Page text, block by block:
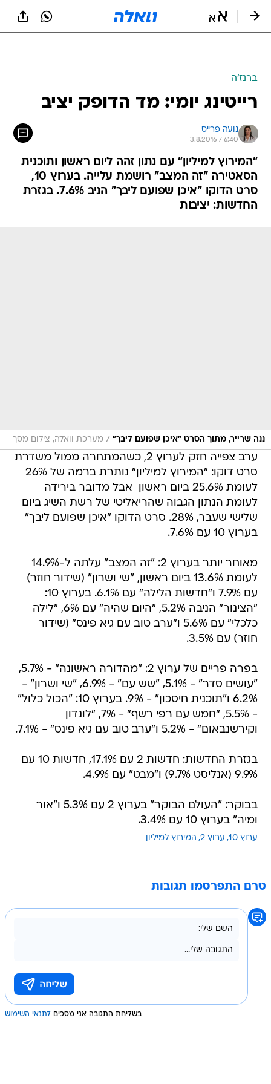
ברנז'ה
רייטינג יומי: מד הדופק יציב
נועה פרייס
3.8.2016 / 6:40
"המירוץ למיליון" עם נתון זהה ליום ראשון ותוכנית
הסאטירה "זה המצב" רושמת עלייה. בערוץ 10,
סרט הדוקו "איכן שפועם ליבך" הניב 7.6%. בגזרת
החדשות: יציבות
ננה שרייר, מתוך הסרט "איכן שפועם ליבך" / מערכת וואלה, צילום מסך
ערב צפייה חזק לערוץ 2, כשהמתחרה ממול משדרת
סרט דוקו: "המירוץ למיליון" נותרת ברמה של 26%
לעומת 25.6% ביום ראשון  אבל מדובר בירידה
לעומת הנתון הגבוה שהריאליטי של רשת השיג ביום
שלישי שעבר, 28%. סרט הדוקו "איכן שפועם ליבך"
בערוץ 10 עם 7.6%.
מאוחר יותר בערוץ 2: "זה המצב" עלתה ל-14.9%
לעומת 13.6% ביום ראשון, "שי ושרון" (שידור חוזר)
עם 7.9% ו"חדשות הלילה" עם 6.1%. בערוץ 10:
"הצינור" הניבה 5.2%, "היום שהיה" עם 6%, "לילה
כלכלי" עם 5.6% ו"ערב טוב עם גיא פינס" (שידור
חוזר) עם 3.5%.
בפרה פריים של ערוץ 2: "מהדורה ראשונה" - 5.7%,
"עושים סדר" - 5.1%, "שש עם" - 6.9%, "שי ושרון" -
6.2% ו"תוכנית חיסכון" - 9%. בערוץ 10: "הכול כלול"
- 5.5%, "חמש עם רפי רשף" - 7%, "לונדון
וקירשנבאום" - 5.2% ו"ערב טוב עם גיא פינס" - 7.1%.
בגזרת החדשות: חדשות 2 עם 17.1%, חדשות 10 עם
9.9% (אנליסט 9.7%) ו"מבט" עם 4.9%.
בבוקר: "העולם הבוקר" בערוץ 2 עם 5.3% ו"אור
ומיה" בערוץ 10 עם 3.4%.
ערוץ 10 ערוץ 2 המירוץ למיליון
טרם התפרסמו תגובות
בשליחת התגובה אני מסכים לתנאי השימוש